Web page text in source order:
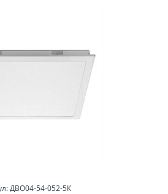
ДВО04-54-052-5К